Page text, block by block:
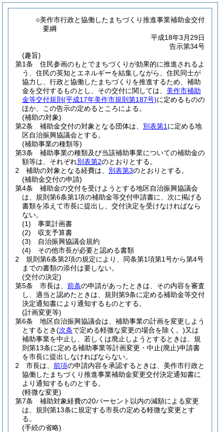
○美作市行政と協働したまちづくり推進事業補助金交付
要綱
平成18年3月29日
告示第34号
(趣旨)
第1条
住民参画のもとでまちづくりが効果的に推進されるよ
う、住民の英知とエネルギーを結集しながら、住民同士が
協力し、行政と協働したまちづくりを推進するため、補助
金を交付するものとし、その交付に関しては、 美作市補助
金等交付規則 (平成17年美作市規則第187号)に定めるものの
ほか、この告示の定めるところによる。
(補助の対象)
第2条
補助金交付の対象となる団体は、 別表第1 に定める地
区自治振興協議会とする。
(補助事業の種類等)
第3条
補助事業の種類及び当該補助事業についての補助金の
額等は、それぞれ別表第2のとおりとする。
2
補助の対象となる経費は、 別表第3のとおりとする。
(補助金交付の申請)
第4条
補助金の交付を受けようとする地区自治振興協議会
は、規則第6条第1項の補助金等交付申請書に、次に掲げる
書類を添えて市長に提出し、交付決定を受けなければなら
ない。
(1)
事業計画書
(2)
収支予算書
(3)
自治振興協議会規約
(4)
その他市長が必要と認める書類
2
規則第6条第2項の規定により、同条第1項第1号から第4号
までの書類の添付は要しない。
(交付の決定)
第5条
市長は、 前条の申請があったときは、その内容を審査
し、適当と認めたときは、規則第9条に定める補助金等交付
決定通知書により通知するものとする。
(計画変更等)
第6条
地区自治振興協議会は、補助事業の計画を変更しよう
とするとき(次条で定める軽微な変更の場合を除く。)又は
補助事業を中止し、若しくは廃止しようとするときは、規
則第13条に定める補助事業等計画変更・中止(廃止)申請書
を市長に提出しなければならない。
2
市長は、 前項の申請内容を承認するときは、美作市行政と
協働したまちづくり推進事業補助金変更交付決定通知書に
より通知するものとする。
(軽微な変更)
第7条
補助対象経費の20パーセント以内の減額による変更
は、規則第13条に規定する市長の定める軽微な変更とす
る。
(手続の省略)